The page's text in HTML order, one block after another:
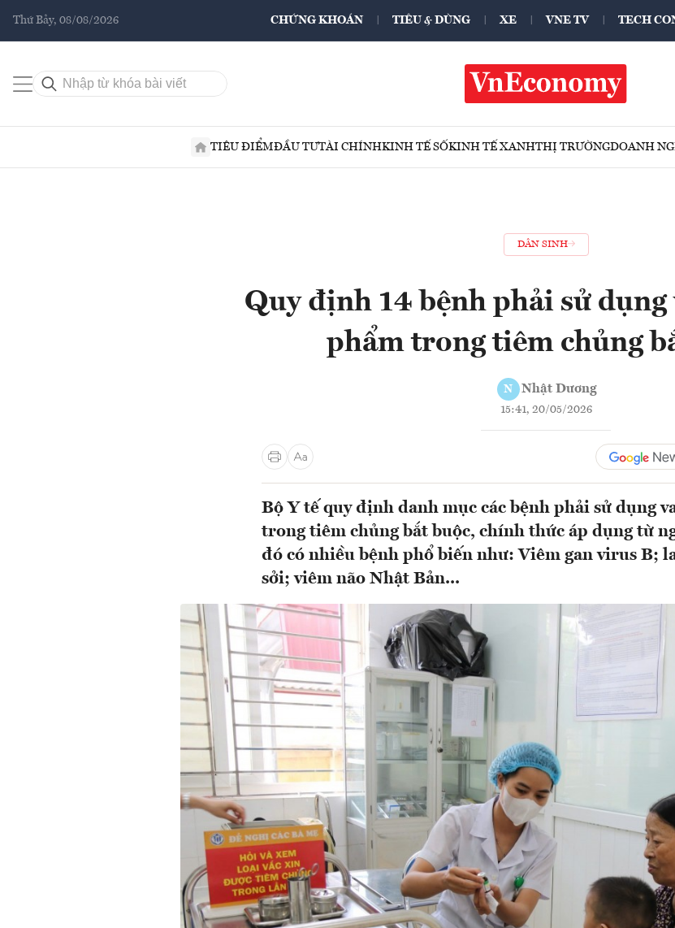
Thứ Bảy, 08/08/2026 CHỨNG KHOÁN TIÊU & DÙNG XE VNE TV TECH
TIÊU ĐIỂMĐẦU TƯTÀI CHÍNHKINH TẾ SỐKINH TẾ XANHTHỊ TRƯỜNGDOANH
DÂN SINH
Quy định 14 bệnh phải sử dụng
phẩm trong tiêm chủng
N Nhật Dương
15:41, 20/05/2026
Bộ Y tế quy định danh mục các bệnh phải sử dụng
trong tiêm chủng bắt buộc, chính thức áp dụng từ
đó có nhiều bệnh phổ biến như: Viêm gan virus B;
sởi; viêm não Nhật Bản...